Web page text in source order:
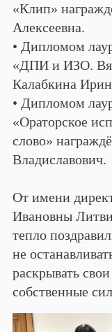
«Клип»
Алексеевна.
• Дипломом
«ДПИ и ИЗО.
Калабкина
• Дипломом
«Ораторское
слово»
Владиславович.
От имени
Ивановны
тепло
не
раскрывать
собственные